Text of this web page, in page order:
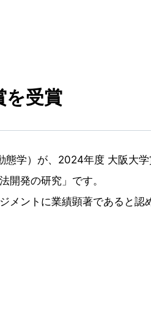
を受賞
態学）が、2024年度 大阪大
開発の研究」です。
メントに業績顕著であると認